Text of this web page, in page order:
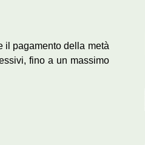
il pagamento della metà
fino a un massimo